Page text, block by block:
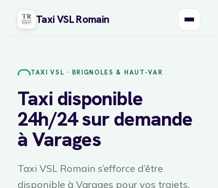
Taxi VSL Romain
TAXI VSL · BRIGNOLES & HAUT-VAR
Taxi disponible
24h/24 sur demande
à Varages
Taxi VSL Romain s’efforce d’être
disponible à Varages pour vos trajets,